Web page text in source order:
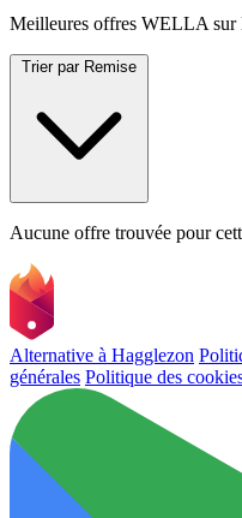
Meilleures offres WELLA sur
Trier par Remise
Aucune offre trouvée pour
Alternative à Hagglezon
générales Politique des